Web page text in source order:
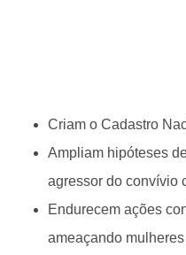
Criam o Cadastro
Ampliam hipóteses
agressor do convívio
Endurecem ações
ameaçando